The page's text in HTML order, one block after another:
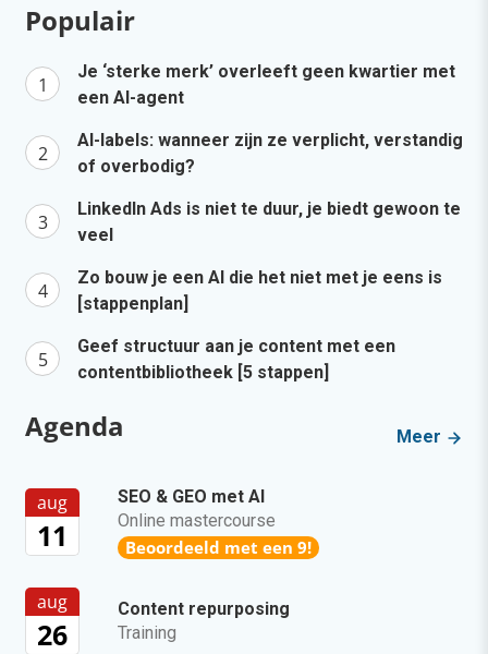
Populair
Je ‘sterke merk’ overleeft geen kwartier met
een AI-agent
AI-labels: wanneer zijn ze verplicht, verstandig
of overbodig?
LinkedIn Ads is niet te duur, je biedt gewoon te
veel
Zo bouw je een AI die het niet met je eens is
[stappenplan]
Geef structuur aan je content met een
contentbibliotheek [5 stappen]
Agenda Meer
aug
11
SEO & GEO met AI
Online mastercourse
Beoordeeld met een 9!
aug
26
Content repurposing
Training